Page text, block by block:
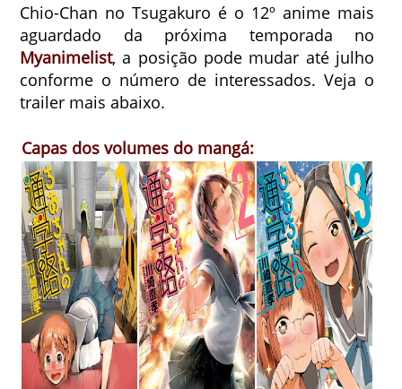
Chio-Chan no Tsugakuro é o 12º anime mais
aguardado da próxima temporada no
Myanimelist, a posição pode mudar até julho
conforme o número de interessados. Veja o
trailer mais abaixo.
Capas dos volumes do mangá: